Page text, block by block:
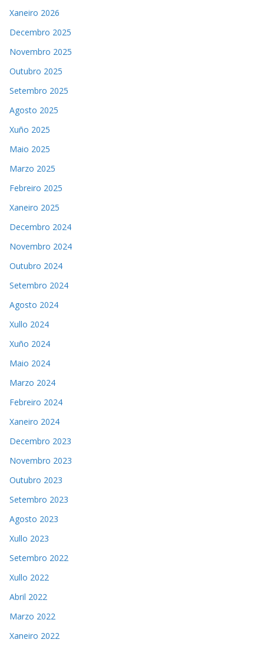
Xaneiro 2026
Decembro 2025
Novembro 2025
Outubro 2025
Setembro 2025
Agosto 2025
Xuño 2025
Maio 2025
Marzo 2025
Febreiro 2025
Xaneiro 2025
Decembro 2024
Novembro 2024
Outubro 2024
Setembro 2024
Agosto 2024
Xullo 2024
Xuño 2024
Maio 2024
Marzo 2024
Febreiro 2024
Xaneiro 2024
Decembro 2023
Novembro 2023
Outubro 2023
Setembro 2023
Agosto 2023
Xullo 2023
Setembro 2022
Xullo 2022
Abril 2022
Marzo 2022
Xaneiro 2022